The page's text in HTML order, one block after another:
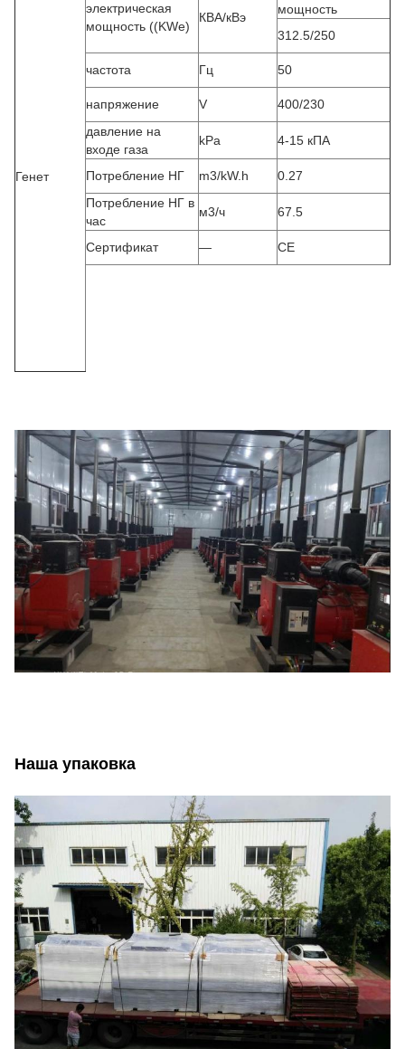
Генет
электрическая
мощность ((KWe)
КВА/кВэ
мощность
312.5/250
частота Гц 50
напряжение V
400/230
давление на
входе газа
kPa 4-15 кПА
Потребление НГ m3/kW.h
0.27
Потребление НГ в
час
м3/ч 67.5
Сертификат — CE
Наша упаковка